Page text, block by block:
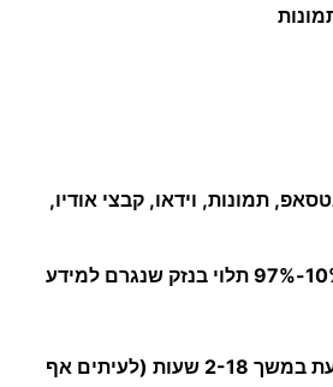
תמונות, וידאו, קבצי אודיו,
מלאכת השחזור מתבצעת במשך 2-18 שעות (לעיתים אף